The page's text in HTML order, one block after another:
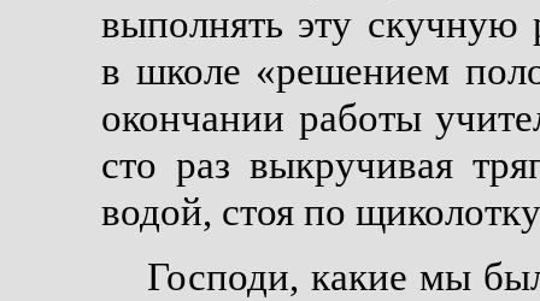
выполнять эту скучную
в школе «решением
окончании работы
сто раз выкручивая
водой, стоя по
Господи, какие мы